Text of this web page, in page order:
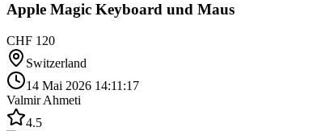
Apple Magic Keyboard und Maus
CHF 120
Switzerland
14 Mai 2026 14:11:17
Valmir Ahmeti
4.5